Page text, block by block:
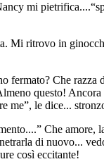
mi
ritrovo in
fermato? Che razza
questo!
me”, le dice...
Che amore,
di nuovo...
così eccitante!